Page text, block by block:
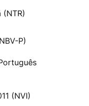
(NTR)
P)
(NVI)